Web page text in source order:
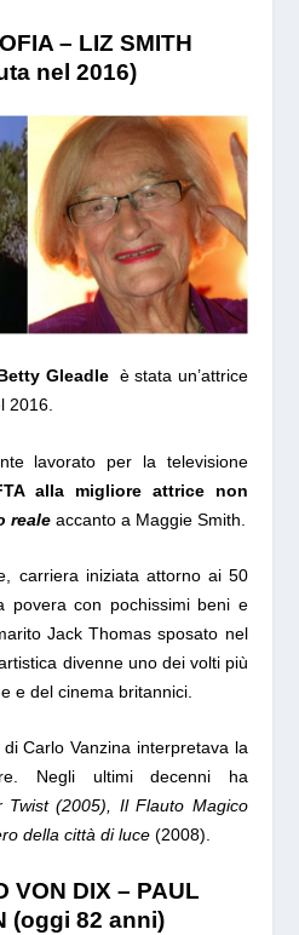
– LIZ SMITH
nel 2016)
Gleadleè stata un’attrice
2016.
lavorato per la televisione
alla migliore attrice non
reale accanto a Maggie Smith.
carriera iniziata attorno ai 50
povera con pochissimi beni e
Jack Thomas sposato nel
divenne uno dei volti più
e del cinema britannici.
di Carlo Vanzina interpretava la
Negli ultimi decenni ha
Twist (2005), Il Flauto Magico
della città di luce (2008).
VON DIX – PAUL
(oggi 82 anni)